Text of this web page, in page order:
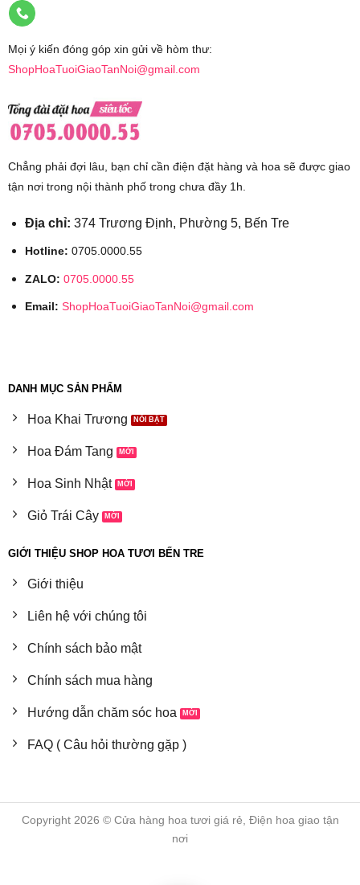
Mọi ý kiến đóng góp xin gửi về hòm thư:
ShopHoaTuoiGiaoTanNoi@gmail.com
Chẳng phải đợi lâu, bạn chỉ cần điện đặt hàng và hoa sẽ được giao
tận nơi trong nội thành phố trong chưa đầy 1h.
Địa chỉ: 374 Trương Định, Phường 5, Bến Tre
Hotline: 0705.0000.55
ZALO: 0705.0000.55
Email: ShopHoaTuoiGiaoTanNoi@gmail.com
DANH MỤC SẢN PHẨM
Hoa Khai Trương
Hoa Đám Tang
Hoa Sinh Nhật
Giỏ Trái Cây
GIỚI THIỆU SHOP HOA TƯƠI BẾN TRE
Giới thiệu
Liên hệ với chúng tôi
Chính sách bảo mật
Chính sách mua hàng
Hướng dẫn chăm sóc hoa
FAQ ( Câu hỏi thường gặp )
Copyright 2026 © Cửa hàng hoa tươi giá rẻ, Điện hoa giao tận
nơi